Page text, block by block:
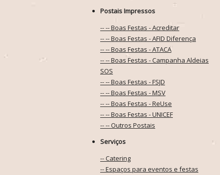
Postais Impressos
-- -- Boas Festas - Acreditar
-- -- Boas Festas - AFID Diferença
-- -- Boas Festas - ATACA
-- -- Boas Festas - Campanha Aldeias
SOS
-- -- Boas Festas - FSJD
-- -- Boas Festas - MSV
-- -- Boas Festas - ReUse
-- -- Boas Festas - UNICEF
-- -- Outros Postais
Serviços
-- Catering
-- Espaços para eventos e festas